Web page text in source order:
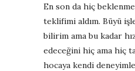
En son da hiç
teklifimi aldım. Büyü
bilirim ama bu kadar
edeceğini hiç ama hiç
hocaya kendi